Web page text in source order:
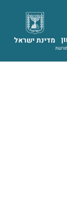
מדינת ישראל